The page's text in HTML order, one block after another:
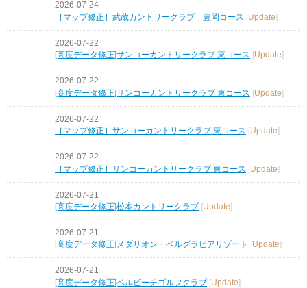
2026-07-24
［マップ修正］武蔵カントリークラブ 豊岡コース [Update]
2026-07-22
[高度データ修正]サンコーカントリークラブ 東コース [Update]
2026-07-22
[高度データ修正]サンコーカントリークラブ 東コース [Update]
2026-07-22
［マップ修正］サンコーカントリークラブ 東コース [Update]
2026-07-22
［マップ修正］サンコーカントリークラブ 東コース [Update]
2026-07-21
[高度データ修正]松本カントリークラブ [Update]
2026-07-21
[高度データ修正]メダリオン・ベルグラビアリゾート
Update
2026-07-21
[高度データ修正]ベルビーチゴルフクラブ [Update]